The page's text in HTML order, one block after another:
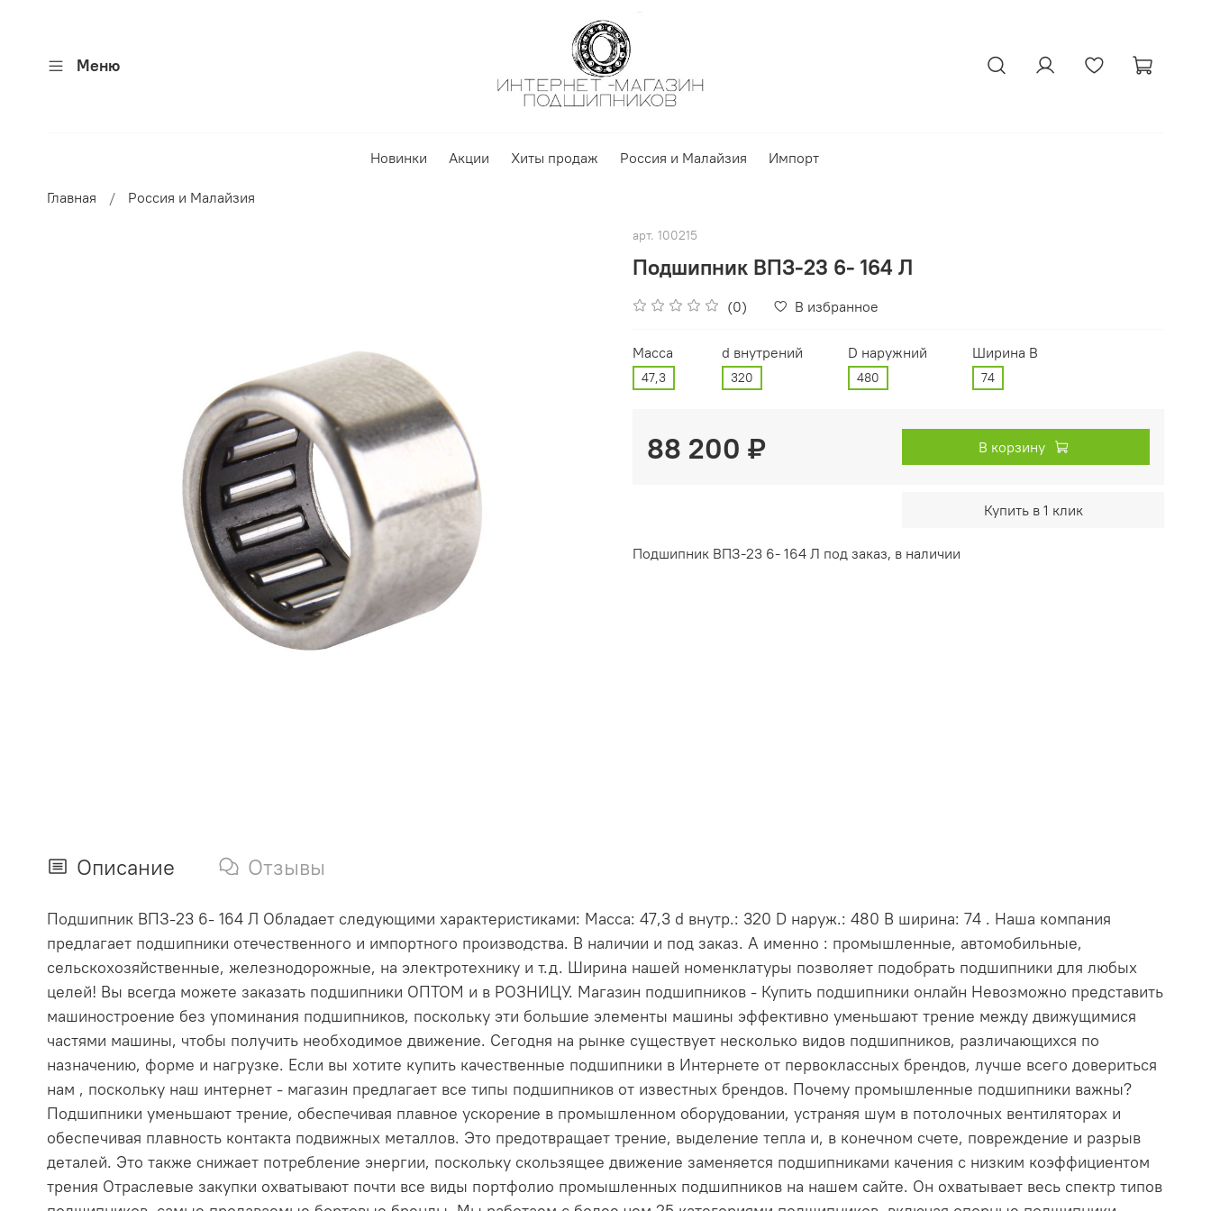
Меню
Новинки Акции Хиты продаж Россия и Малайзия Импорт
Главная Россия и Малайзия
арт. 100215
Подшипник ВПЗ-23 6- 164 Л
(0) В избранное
Масса
47,3
d внутрений
320
D наружний
480
Ширина В
74
88 200 ₽ В корзину
Купить в 1 клик
Подшипник ВПЗ-23 6- 164 Л под заказ, в наличии
Описание Отзывы
Подшипник ВПЗ-23 6- 164 Л Обладает следующими характеристиками: Масса: 47,3 d внутр.: 320 D наруж.: 480 В ширина: 74 . Наша компания
предлагает подшипники отечественного и импортного производства. В наличии и под заказ. А именно : промышленные, автомобильные,
сельскохозяйственные, железнодорожные, на электротехнику и т.д. Ширина нашей номенклатуры позволяет подобрать подшипники для любых
целей! Вы всегда можете заказать подшипники ОПТОМ и в РОЗНИЦУ. Магазин подшипников - Купить подшипники онлайн Невозможно представить
машиностроение без упоминания подшипников, поскольку эти большие элементы машины эффективно уменьшают трение между движущимися
частями машины, чтобы получить необходимое движение. Сегодня на рынке существует несколько видов подшипников, различающихся по
назначению, форме и нагрузке. Если вы хотите купить качественные подшипники в Интернете от первоклассных брендов, лучше всего довериться
нам , поскольку наш интернет - магазин предлагает все типы подшипников от известных брендов. Почему промышленные подшипники важны?
Подшипники уменьшают трение, обеспечивая плавное ускорение в промышленном оборудовании, устраняя шум в потолочных вентиляторах и
обеспечивая плавность контакта подвижных металлов. Это предотвращает трение, выделение тепла и, в конечном счете, повреждение и разрыв
деталей. Это также снижает потребление энергии, поскольку скользящее движение заменяется подшипниками качения с низким коэффициентом
трения Отраслевые закупки охватывают почти все виды портфолио промышленных подшипников на нашем сайте. Он охватывает весь спектр типов